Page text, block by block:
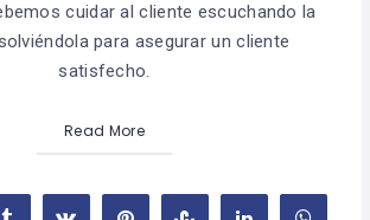
cuidar al cliente escuchando la
para asegurar un cliente
satisfecho.
Read More